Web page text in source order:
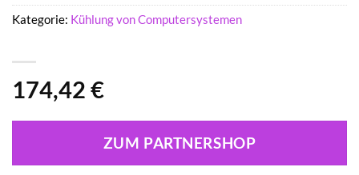
174,42 €
ZUM PARTNERSHOP
Kategorie: Kühlung von Computersystemen